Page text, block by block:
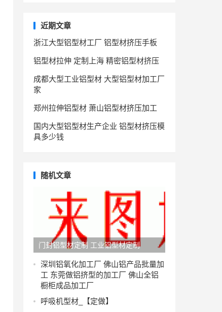
近期文章
浙江大型铝型材工厂 铝型材挤压手板
铝型材拉伸 定制上海 精密铝型材挤压
成都大型工业铝型材 大型铝型材加工厂
家
郑州拉伸铝型材 萧山铝型材挤压加工
国内大型铝型材生产企业 铝型材挤压模
具多少钱
随机文章
门封铝型材定制 工业铝型材定制
深圳铝氧化加工厂 佛山铝产品批量加
工 东莞做铝挤型的加工厂 佛山全铝
橱柜成品加工厂
呼吸机型材_【定做】